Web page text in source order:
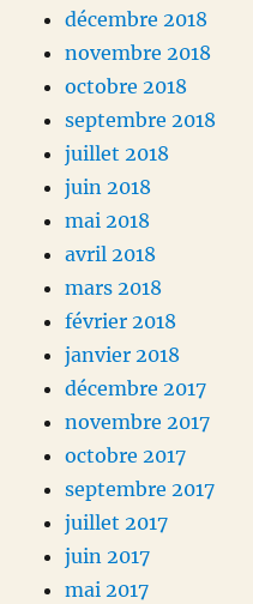
décembre 2018
novembre 2018
octobre 2018
septembre 2018
juillet 2018
juin 2018
mai 2018
avril 2018
mars 2018
février 2018
janvier 2018
décembre 2017
novembre 2017
octobre 2017
septembre 2017
juillet 2017
juin 2017
mai 2017